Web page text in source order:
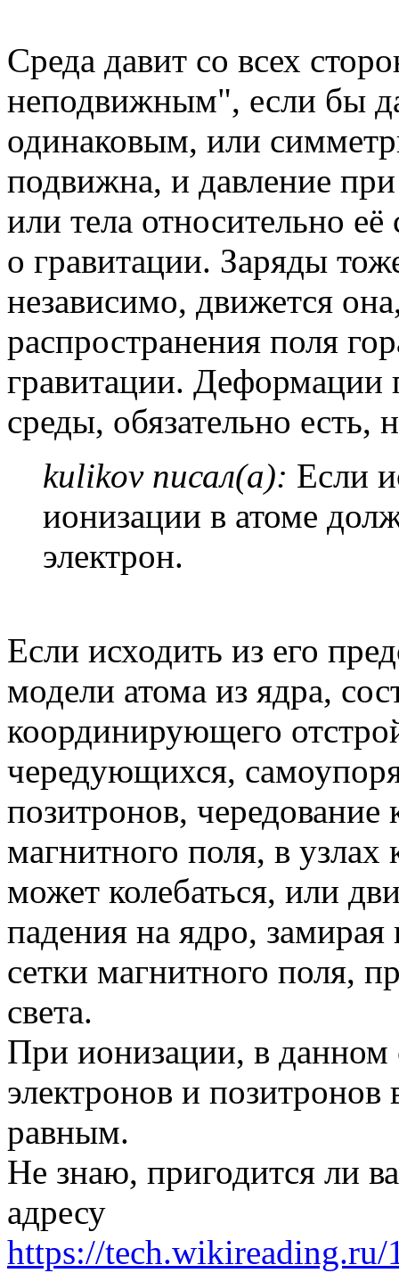
Среда давит со всех
неподвижным", если бы
одинаковым, или
подвижна, и давление
или тела относительно
о гравитации. Заряды
независимо, движется
распространения поля
гравитации. Деформации
среды, обязательно есть,
kulikov писал(а): Если
ионизации в атоме
электрон.
Если исходить из его
модели атома из ядра,
координирующего
чередующихся,
позитронов, чередование
магнитного поля, в узлах
может колебаться, или
падения на ядро,
сетки магнитного поля,
света.
При ионизации, в данном
электронов и
равным.
Не знаю, пригодится ли
адресу
https://tech.wikireading.ru/